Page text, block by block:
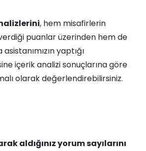
, hem misafirlerin
puanlar üzerinden hem de
yaptığı
içerik analizi sonuçlarına göre
olarak değerlendirebilirsiniz.
aldığınız yorum sayılarını